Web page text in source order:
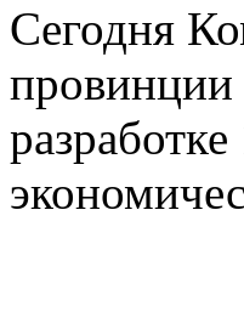
Сегодня
провинции